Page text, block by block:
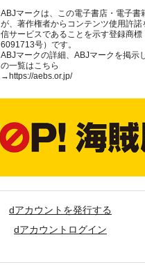
ABJマークは、この電子書店・電子書
が、著作権者からコンテンツ使用許
信サービスであることを示す登録商標
6091713号）です。
ABJマークの詳細、ABJマークを掲示
の一覧はこちら
→ https://aebs.or.jp/
dアカウントを発行する
dアカウントログイン